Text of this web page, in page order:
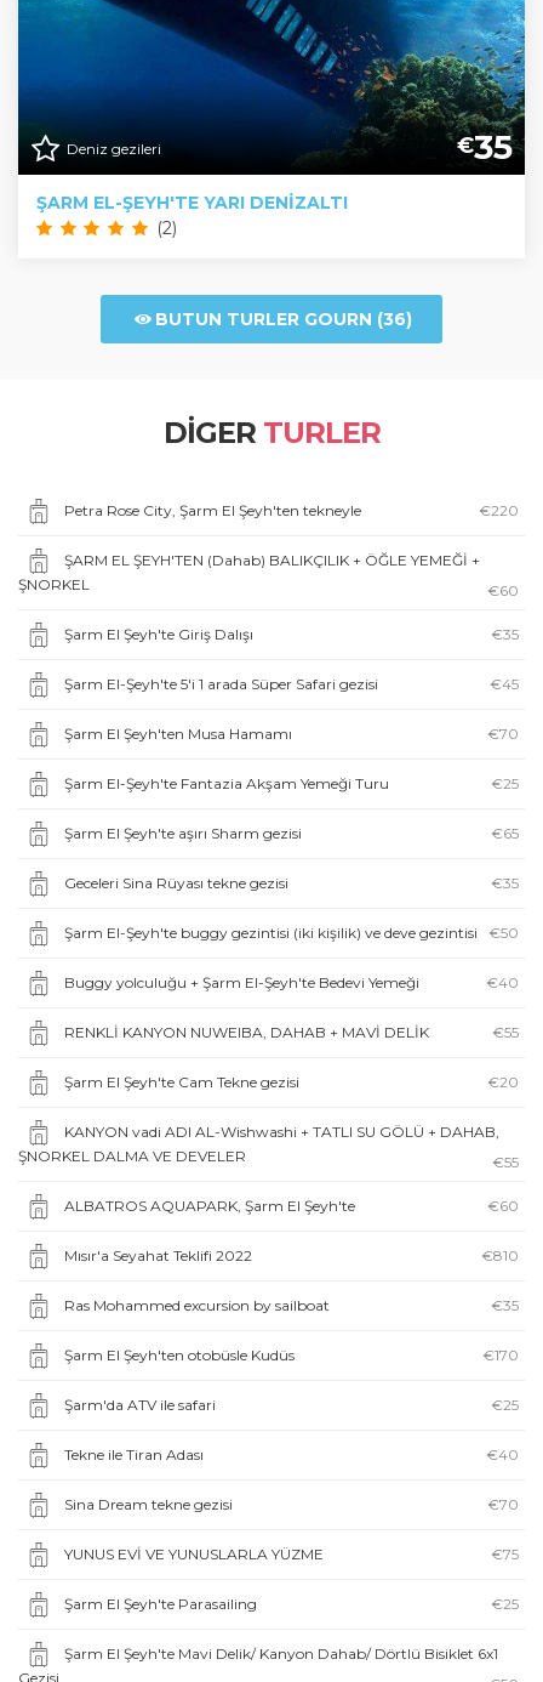
Deniz gezileri €35
ŞARM EL-ŞEYH'TE YARI DENIZALTI
(2)
BUTUN TURLER GOURN (36)
DIGER TURLER
Petra Rose City, Şarm El Şeyh'ten tekneyle €220
ŞARM EL ŞEYH'TEN (Dahab) BALIKÇILIK + ÖĞLE YEMEĞİ +
ŞNORKEL
€60
Şarm El Şeyh'te Giriş Dalışı €35
Şarm El-Şeyh'te 5'i 1 arada Süper Safari gezisi €45
Şarm El Şeyh'ten Musa Hamamı €70
Şarm El-Şeyh'te Fantazia Akşam Yemeği Turu €25
Şarm El Şeyh'te aşırı Sharm gezisi €65
Geceleri Sina Rüyası tekne gezisi €35
Şarm El-Şeyh'te buggy gezintisi (iki kişilik) ve deve gezintisi €50
Buggy yolculuğu + Şarm El-Şeyh'te Bedevi Yemeği €40
RENKLİ KANYON NUWEIBA, DAHAB + MAVİ DELİK €55
Şarm El Şeyh'te Cam Tekne gezisi €20
KANYON vadi ADI AL-Wishwashi + TATLI SU GÖLÜ + DAHAB,
ŞNORKEL DALMA VE DEVELER
€55
ALBATROS AQUAPARK, Şarm El Şeyh'te €60
Mısır'a Seyahat Teklifi 2022 €810
Ras Mohammed excursion by sailboat €35
Şarm El Şeyh'ten otobüsle Kudüs €170
Şarm'da ATV ile safari €25
Tekne ile Tiran Adası €40
Sina Dream tekne gezisi €70
YUNUS EVİ VE YUNUSLARLA YÜZME €75
Şarm El Şeyh'te Parasailing €25
Şarm El Şeyh'te Mavi Delik/ Kanyon Dahab/ Dörtlü Bisiklet 6x1
Gezisi